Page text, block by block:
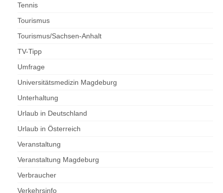
Tennis
Tourismus
Tourismus/Sachsen-Anhalt
TV-Tipp
Umfrage
Universitätsmedizin Magdeburg
Unterhaltung
Urlaub in Deutschland
Urlaub in Österreich
Veranstaltung
Veranstaltung Magdeburg
Verbraucher
Verkehrsinfo